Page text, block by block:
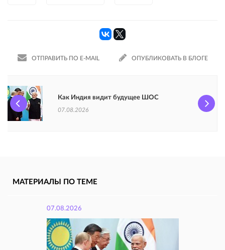
ОТПРАВИТЬ ПО E-MAIL ОПУБЛИКОВАТЬ В БЛОГЕ
Как Индия видит будущее ШОС
07.08.2026
МАТЕРИАЛЫ ПО ТЕМЕ
07.08.2026